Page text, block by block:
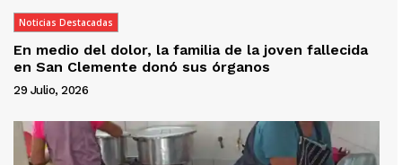
Noticias Destacadas
En medio del dolor, la familia de la joven fallecida
en San Clemente donó sus órganos
29 Julio, 2026